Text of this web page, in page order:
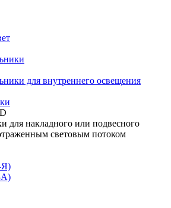
для внутреннего освещения
для накладного или подвесного
световым потоком
Я)
А)